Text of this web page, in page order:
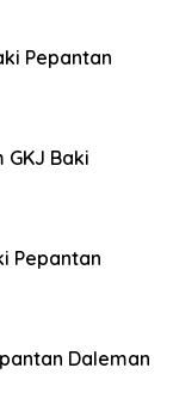
Pepantan
Baki
Pepantan
Daleman